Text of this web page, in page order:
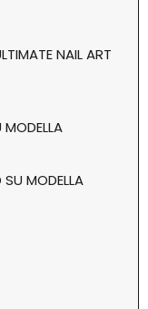
NAIL ART
MODELLA